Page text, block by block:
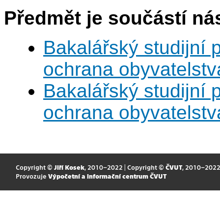
Předmět je součástí
Bakalářský studijní
ochrana
Bakalářský studijní
ochrana
Copyright © Jiří Kosek, 2010–2022 | Copyright © ČVUT, 2010–2022
Provozuje Výpočetní a informační centrum ČVUT